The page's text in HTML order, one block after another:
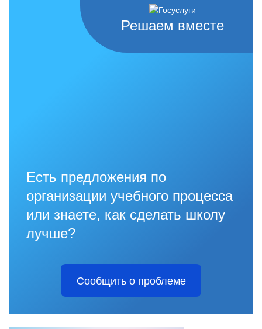
Решаем вместе
Есть предложения по
организации учебного процесса
или знаете, как сделать школу
лучше?
Сообщить о проблеме